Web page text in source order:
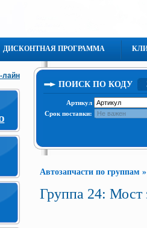
ДИСКОНТНАЯ ПРОГРАММА
лайн
ПОИСК ПО КОДУ
Артикул
Срок поставки:
Автозапчасти по группам
Группа 24: Мост